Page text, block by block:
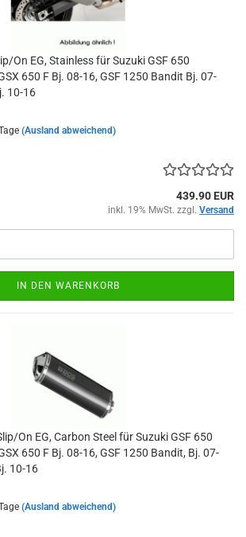
On EG, Stainless für Suzuki GSF 650
650 F Bj. 08-16, GSF 1250 Bandit Bj. 07-
10-16
(Ausland abweichend)
439.90 EUR
inkl. 19% MwSt. zzgl. Versand
IN DEN WARENKORB
On EG, Carbon Steel für Suzuki GSF 650
650 F Bj. 08-16, GSF 1250 Bandit, Bj. 07-
10-16
(Ausland abweichend)